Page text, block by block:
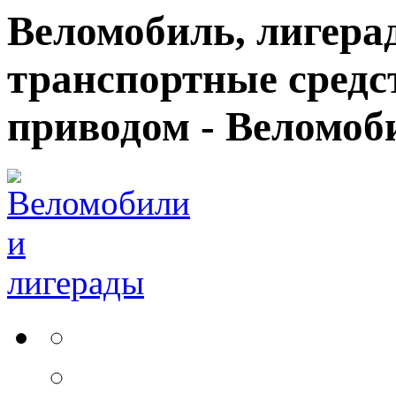
Веломобиль,
транспортные
приводом -